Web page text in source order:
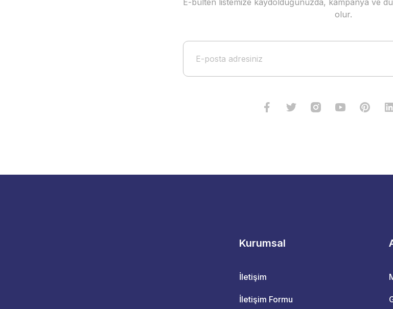
Gönder
E-bülten listemize kaydolduğunuzda, kampanya ve
olur.
Kurumsal
İletişim
İletişim Formu